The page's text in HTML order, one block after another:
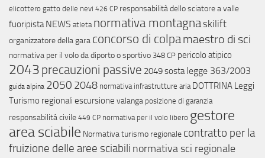
elicottero gatto delle nevi 426 CP responsabilità dello sciatore a valle
fuoripista NEWS atleta normativa montagnaskilift
organizzatore della gara concorso di colpamaestro di sci
normativa per il volo da diporto o sportivo 348 CP pericolo atipico
2043 precauzioni passive 2049sosta legge 363/2003
guida alpina 2050 2048 normativa infrastrutture aria DOTTRINA Leggi
Turismo regionali escursione valanga posizione di garanzia
responsabilitá civile 449 CP normativa per il volo libero gestore
area sciabile Normativa turismo regionale contratto per la
fruizione delle aree sciabili normativa sci regionale